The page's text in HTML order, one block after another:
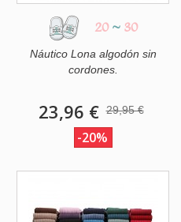
20 ~ 30
Náutico Lona algodón sin
cordones.
23,96 € 29,95 €
-20%